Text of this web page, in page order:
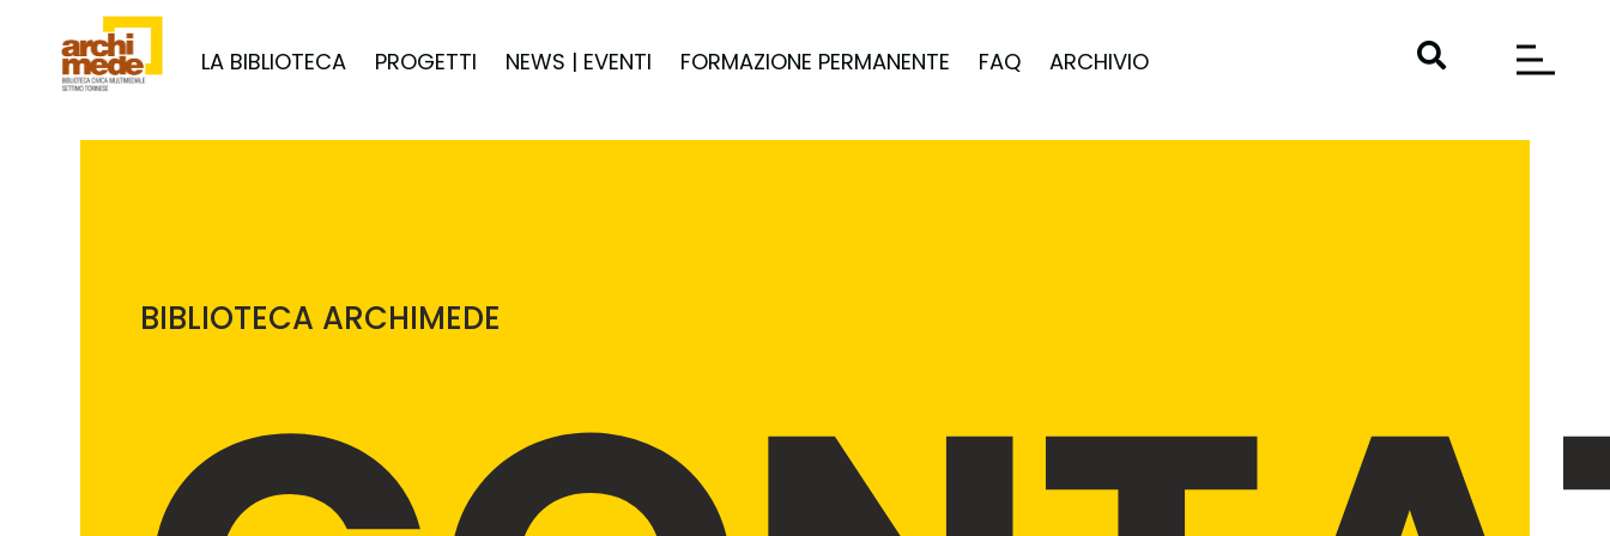
LA BIBLIOTECA PROGETTI NEWS | EVENTI FORMAZIONE PERMANENTE FAQ ARCHIVIO
BIBLIOTECA ARCHIMEDE